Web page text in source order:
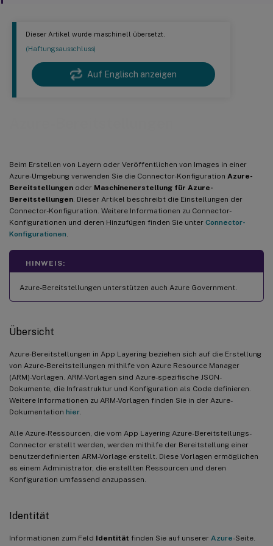
Dieser Artikel wurde maschinell übersetzt.
(Haftungsausschluss)
Auf Englisch anzeigen
Beim Erstellen von Layern oder Veröffentlichen von Images in einer
Azure-Umgebung verwenden Sie die Connector-Konfiguration Azure-
Bereitstellungen oder Maschinenerstellung für Azure-
Bereitstellungen . Dieser Artikel beschreibt die Einstellungen der
Connector-Konfiguration. Weitere Informationen zu Connector-
Konfigurationen und deren Hinzufügen finden Sie unter Connector-
Konfigurationen
HINWEIS:
Azure-Bereitstellungen unterstützen auch Azure Government.
Übersicht
Azure-Bereitstellungen in App Layering beziehen sich auf die Erstellung
von Azure-Bereitstellungen mithilfe von Azure Resource Manager
(ARM)-Vorlagen. ARM-Vorlagen sind Azure-spezifische JSON-
Dokumente, die Infrastruktur und Konfiguration als Code definieren.
Weitere Informationen zu ARM-Vorlagen finden Sie in der Azure-
Dokumentation hier
Alle Azure-Ressourcen, die vom App Layering Azure-Bereitstellungs-
Connector erstellt werden, werden mithilfe der Bereitstellung einer
benutzerdefinierten ARM-Vorlage erstellt. Diese Vorlagen ermöglichen
es einem Administrator, die erstellten Ressourcen und deren
Konfiguration umfassend anzupassen.
Identität
Informationen zum Feld Identität finden Sie auf unserer Azure-Seite.